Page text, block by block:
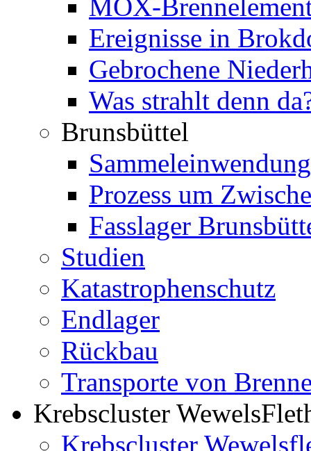
MOX-
Ereignisse in
Gebrochene
Was strahlt denn
Brunsbüttel
Sammeleinwendung
Prozess um
Fasslager
Studien
Katastrophenschutz
Endlager
Rückbau
Transporte von
Krebscluster
Krebscluster